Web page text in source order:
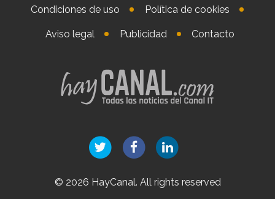
Condiciones de uso Política de cookies
Aviso legal Publicidad Contacto
© 2026 HayCanal. All rights reserved